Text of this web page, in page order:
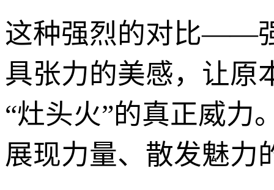
这种强烈的对比——
具张力的美感，让原
“灶头火”的真正威力
展现力量、散发魅力